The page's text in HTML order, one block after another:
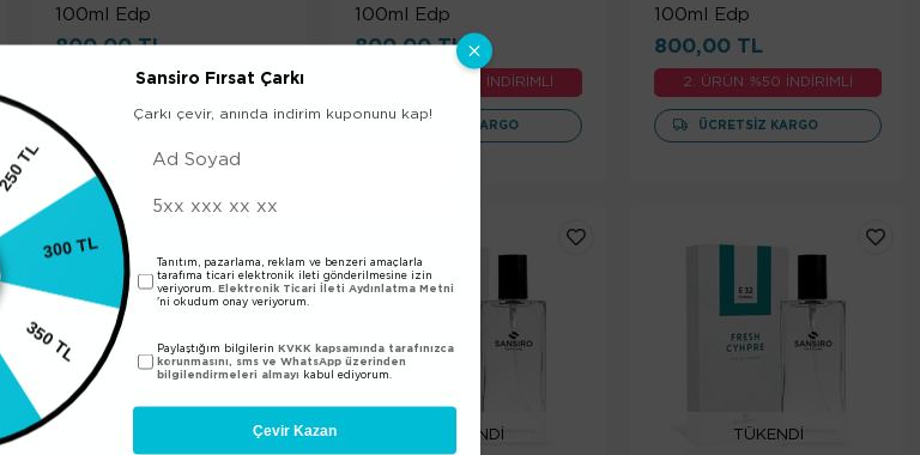
100ml Edp
800,00 TL
2. ÜRÜN %50 İNDİRİMLİ
100ml Edp
800,00 TL
2. ÜRÜN %50 İNDİRİMLİ
ÜCRETSIZ KARGO
100ml Edp
800,00 TL
2. ÜRÜN %50 İNDİRİMLİ
ÜCRETSIZ KARGO
TÜKENDI TÜKENDI
250 TL
350 TL
Sansiro Fırsat Çarkı
Çarkı çevir, anında indirim kuponunu kap!
Tanıtım, pazarlama, reklam ve benzeri amaçlarla
tarafıma ticari elektronik ileti gönderilmesine izin
veriyorum. Elektronik Ticari İleti Aydınlatma Metni
'ni okudum onay veriyorum.
Paylaştığım bilgilerin KVKK kapsamında tarafınızca
korunmasını, sms ve WhatsApp üzerinden
bilgilendirmeleri almayı
kabul ediyorum.
Çevir Kazan